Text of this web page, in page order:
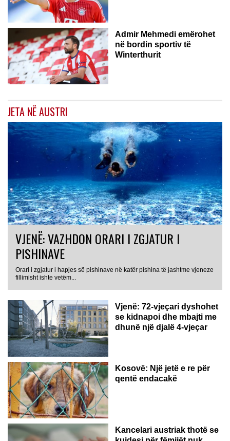
ZVICËR
Admir Mehmedi emërohet
në bordin sportiv të
Winterthurit
JETA NË AUSTRI
VJENË: VAZHDON ORARI I ZGJATUR I
PISHINAVE
Orari i zgjatur i hapjes së pishinave në katër pishina të jashtme vjeneze
fillimisht ishte vetëm...
Vjenë: 72-vjeçari dyshohet
se kidnapoi dhe mbajti me
dhunë një djalë 4-vjeçar
Kosovë: Një jetë e re për
qentë endacakë
Kancelari austriak thotë se